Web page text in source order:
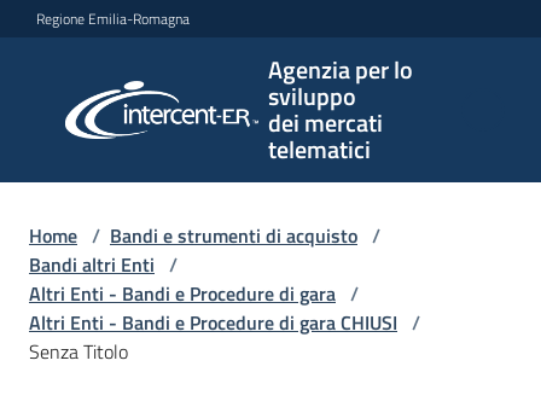
Vai al contenuto
Vai alla navigazione
Vai al footer
Regione Emilia-Romagna
Agenzia per lo
sviluppo
dei mercati
telematici
per lo
sviluppo
telematici
L'Agenzia
Home / Bandi e strumenti di acquisto /
Bandi altri Enti /
Altri Enti - Bandi e Procedure di gara /
Altri Enti - Bandi e Procedure di gara CHIUSI /
Senza Titolo